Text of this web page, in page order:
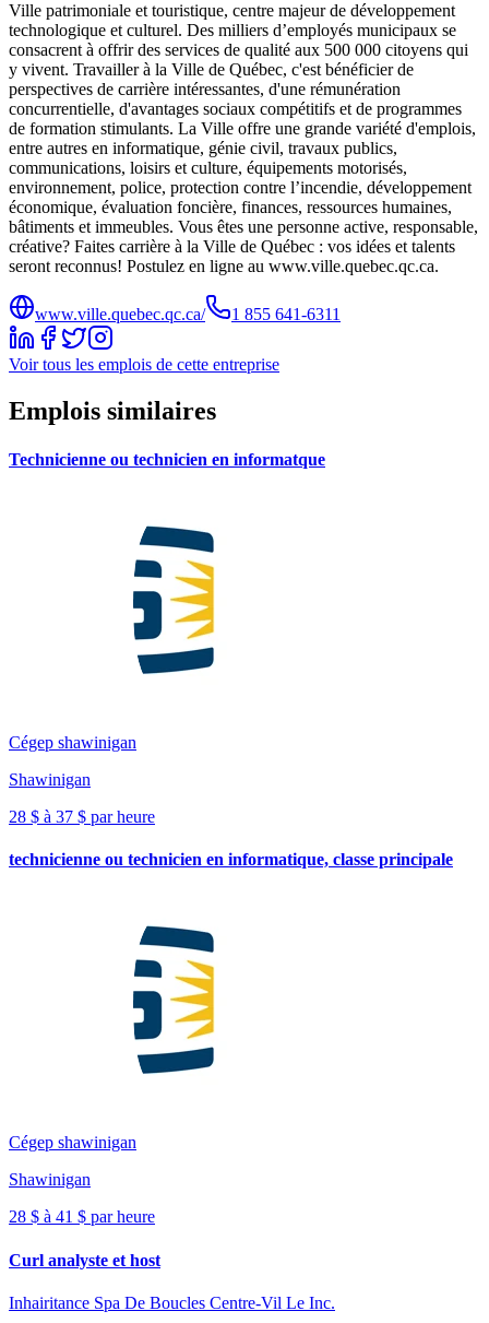
Ville patrimoniale et touristique, centre majeur de développement
technologique et culturel. Des milliers d’employés municipaux se
consacrent à offrir des services de qualité aux 500 000 citoyens qui
y vivent. Travailler à la Ville de Québec, c'est bénéficier de
perspectives de carrière intéressantes, d'une rémunération
concurrentielle, d'avantages sociaux compétitifs et de programmes
de formation stimulants. La Ville offre une grande variété d'emplois,
entre autres en informatique, génie civil, travaux publics,
communications, loisirs et culture, équipements motorisés,
environnement, police, protection contre l’incendie, développement
économique, évaluation foncière, finances, ressources humaines,
bâtiments et immeubles. Vous êtes une personne active, responsable,
créative? Faites carrière à la Ville de Québec : vos idées et talents
seront reconnus! Postulez en ligne au www.ville.quebec.qc.ca.
www.ville.quebec.qc.ca/ 1 855 641‑6311
Voir tous les emplois de cette entreprise
Emplois similaires
Technicienne ou technicien en informatque
Cégep shawinigan
Shawinigan
28 $ à 37 $ par heure
technicienne ou technicien en informatique, classe principale
Cégep shawinigan
Shawinigan
28 $ à 41 $ par heure
Curl analyste et host
Inhairitance Spa De Boucles Centre-Vil Le Inc.